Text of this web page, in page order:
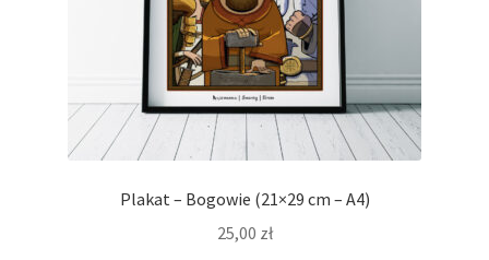
Plakat – Bogowie (21×29 cm – A4)
25,00 zł